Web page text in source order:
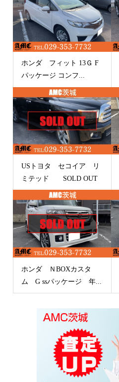
ホンダ フィット 13Ｇ F
パッケージ コンフ...
USトヨタ セコイア リ
ミテッド SOLD OUT
ホンダ ＮBOXカスタ
ム G ssパッケージ 年...